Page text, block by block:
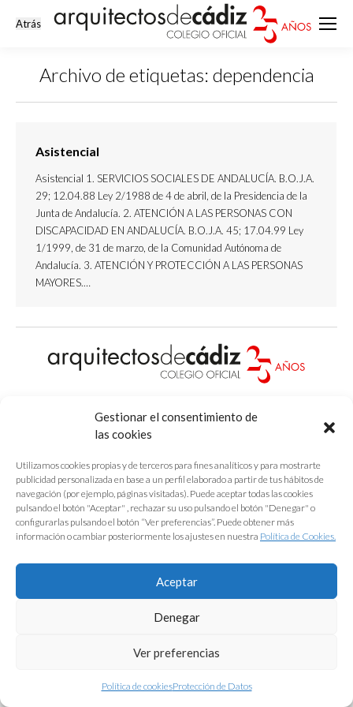
Gestionar el consentimiento de
las cookies
Utilizamos cookies propias y de terceros para fines analíticos y para mostrarte
publicidad personalizada en base a un perfil elaborado a partir de tus hábitos de
navegación (por ejemplo, páginas visitadas). Puede aceptar todas las cookies
pulsando el botón "Aceptar" , rechazar su uso pulsando el botón "Denegar" o
configurarlas pulsando el botón “Ver preferencias”. Puede obtener más
información o cambiar posteriormente los ajustes en nuestra Política de Cookies.
Aceptar
Denegar
Ver preferencias
Política de cookiesProtección de Datos
Archivo de etiquetas: dependencia
Asistencial
Asistencial 1. SERVICIOS SOCIALES DE ANDALUCÍA. B.O.J.A.
29; 12.04.88 Ley 2/1988 de 4 de abril, de la Presidencia de la
Junta de Andalucía. 2. ATENCIÓN A LAS PERSONAS CON
DISCAPACIDAD EN ANDALUCÍA. B.O.J.A. 45; 17.04.99 Ley
1/1999, de 31 de marzo, de la Comunidad Autónoma de
Andalucía. 3. ATENCIÓN Y PROTECCIÓN A LAS PERSONAS
MAYORES.…